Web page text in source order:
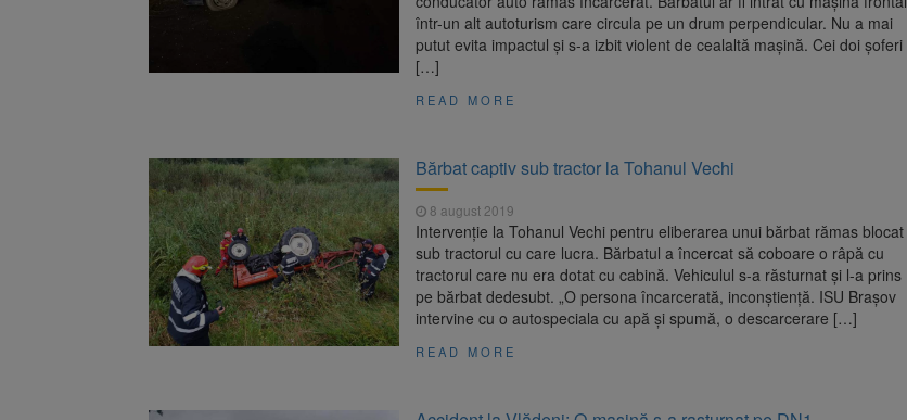
într-un alt autoturism care circula pe un drum perpendicular. Nu a mai
putut evita impactul și s-a izbit violent de cealaltă mașină. Cei doi șoferi
[…]
READ MORE
Bărbat captiv sub tractor la Tohanul Vechi
8 august 2019
Intervenție la Tohanul Vechi pentru eliberarea unui bărbat rămas blocat
sub tractorul cu care lucra. Bărbatul a încercat să coboare o râpă cu
tractorul care nu era dotat cu cabină. Vehiculul s-a răsturnat și l-a prins
pe bărbat dedesubt. „O persona încarcerată, inconștiență. ISU Brașov
intervine cu o autospeciala cu apă și spumă, o descarcerare […]
READ MORE